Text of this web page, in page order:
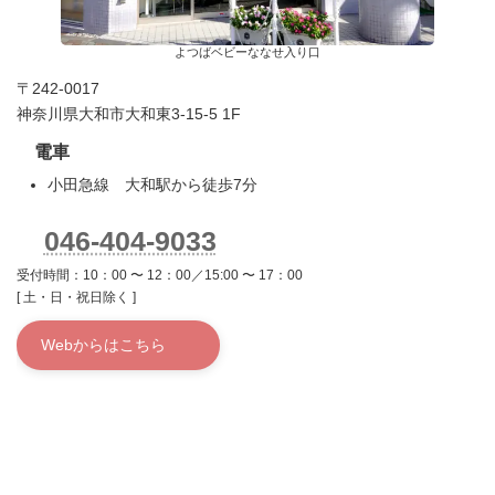
よつばベビーななせ入り口
〒242-0017
神奈川県大和市大和東3-15-5 1F
電車
小田急線 大和駅から徒歩7分
046-404-9033
受付時間：10：00 〜 12：00／15:00 〜 17：00
[ 土・日・祝日除く ]
Webからはこちら